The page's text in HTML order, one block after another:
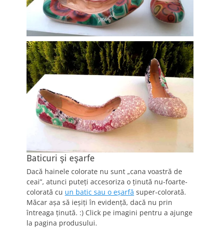
Baticuri şi eşarfe
Dacă hainele colorate nu sunt „cana voastră de
ceai”, atunci puteţi accesoriza o ţinută nu-foarte-
colorată cu un batic sau o eşarfă super-colorată.
Măcar aşa să ieşiţi în evidenţă, dacă nu prin
întreaga ţinută. :) Click pe imagini pentru a ajunge
la pagina produsului.